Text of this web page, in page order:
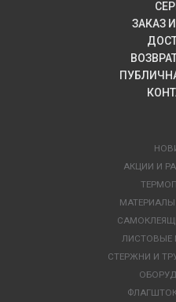
ЗАКАЗ
АКЦИИ И
ЛИСТОВЫЕ
СТЕРЖНИ И